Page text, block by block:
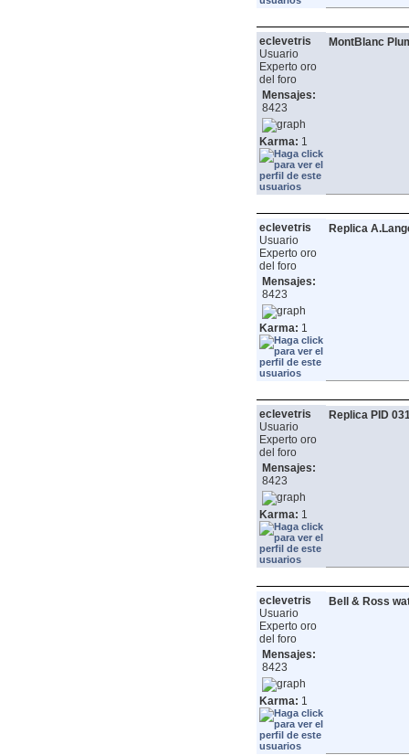
eclevetris
Usuario
Experto oro
del foro
Mensajes:
8423
Karma: 1
MontBlanc
eclevetris
Usuario
Experto oro
del foro
Mensajes:
8423
Karma: 1
Replica
eclevetris
Usuario
Experto oro
del foro
Mensajes:
8423
Karma: 1
Replica PID
eclevetris
Usuario
Experto oro
del foro
Mensajes:
8423
Karma: 1
Bell & Ross